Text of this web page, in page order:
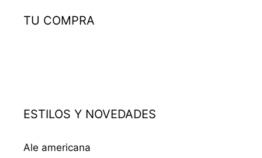
TU COMPRA
ESTILOS Y NOVEDADES
Ale americana